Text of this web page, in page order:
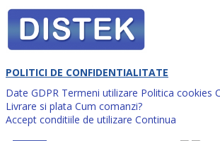
POLITICI DE CONFIDENTIALITATE
Date GDPR Termeni utilizare Politica cookies
Livrare si plata Cum comanzi?
Accept conditiile de utilizare Continua